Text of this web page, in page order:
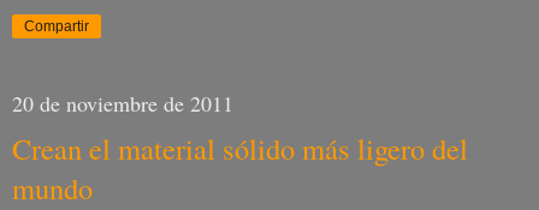
Compartir
20 de noviembre de 2011
Crean el material sólido más ligero del
mundo